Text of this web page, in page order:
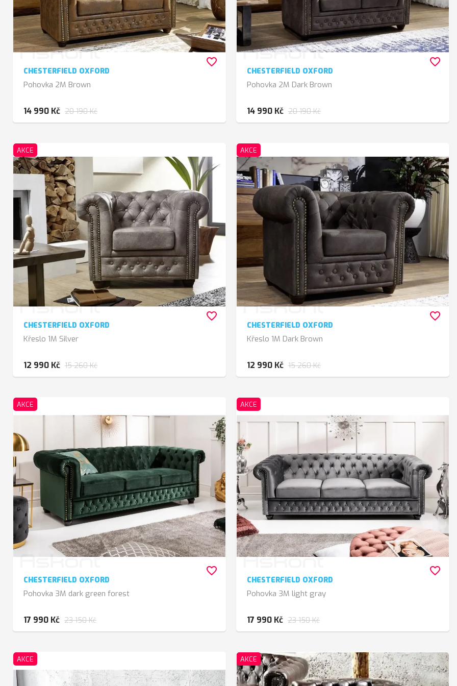
CHESTERFIELD OXFORD
Pohovka 2M Brown
14 990 Kč 20 190 Kč
favorite_border
CHESTERFIELD OXFORD
Pohovka 2M Dark Brown
14 990 Kč 20 190 Kč
favorite_border
AKCE
CHESTERFIELD OXFORD
Křeslo 1M Silver
12 990 Kč 15 260 Kč
favorite_border
AKCE
CHESTERFIELD OXFORD
Křeslo 1M Dark Brown
12 990 Kč 15 260 Kč
favorite_border
AKCE
CHESTERFIELD OXFORD
Pohovka 3M dark green forest
17 990 Kč 23 150 Kč
favorite_border
AKCE
CHESTERFIELD OXFORD
Pohovka 3M light gray
17 990 Kč 23 150 Kč
favorite_border
AKCE AKCE